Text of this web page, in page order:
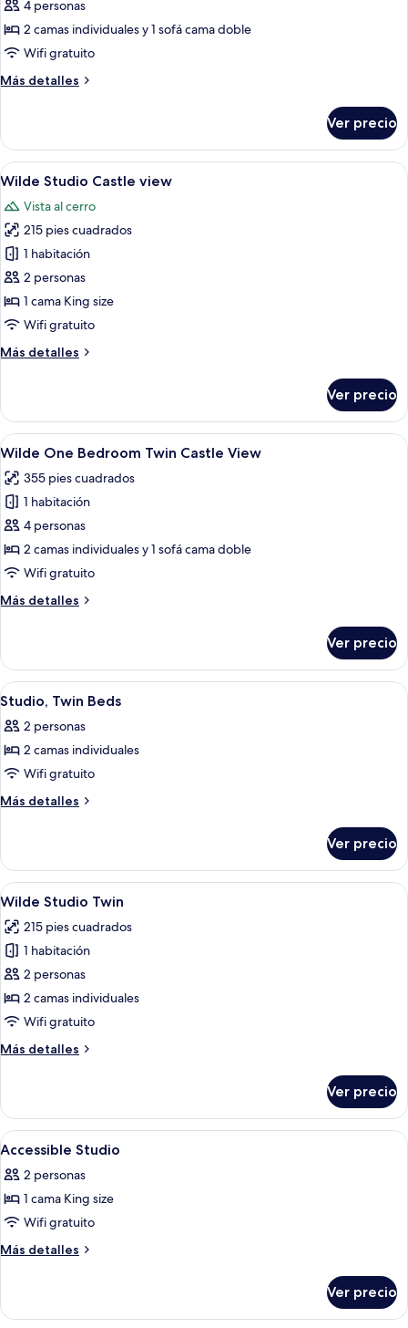
de
Wilde
One
Twin
4 personas
2 camas individuales y 1 sofá cama doble
Wifi gratuito
Más detalles
Más
One
Bedroom
Twin
Ver precio
Abrir
todas
las
fotos
de
Wilde
Studio
Castle
Una habitación de hotel moderna
7
Wilde Studio Castle view
Vista al cerro
215 pies cuadrados
1 habitación
2 personas
1 cama King size
Wifi gratuito
Más detalles
Más
Studio
Castle
view
Ver precio
Abrir
todas
las
fotos
de
Wilde
One
Twin
Habitación de hotel con dos camas,
5
Wilde One Bedroom Twin Castle View
355 pies cuadrados
1 habitación
4 personas
2 camas individuales y 1 sofá cama doble
Wifi gratuito
Más detalles
Más
One
Bedroom
Twin
View
Ver precio
Abrir
todas
las
fotos
de
Studio,
Minibar, insonorización y tabla de
33
Studio, Twin Beds
2 personas
2 camas individuales
Wifi gratuito
Más detalles
Más
Twin
Beds
Ver precio
Abrir
todas
las
fotos
de
Wilde
Studio
Una habitación de hotel con dos
6
Wilde Studio Twin
215 pies cuadrados
1 habitación
2 personas
2 camas individuales
Wifi gratuito
Más detalles
Más
Studio
Twin
Ver precio
Abrir
todas
las
fotos
de
Accessible
Minibar, insonorización y tabla de
8
Accessible Studio
2 personas
1 cama King size
Wifi gratuito
Más detalles
Más
Studio
Ver precio